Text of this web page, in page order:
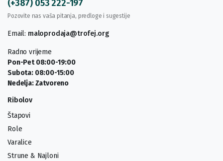
(+387) 053 222-197
Pozovite nas vaša pitanja, predloge i sugestije
Email: maloprodaja@trofej.org
Radno vrijeme
Pon-Pet 08:00-19:00
Subota: 08:00-15:00
Nedelja: Zatvoreno
Ribolov
Štapovi
Role
Varalice
Strune & Najloni